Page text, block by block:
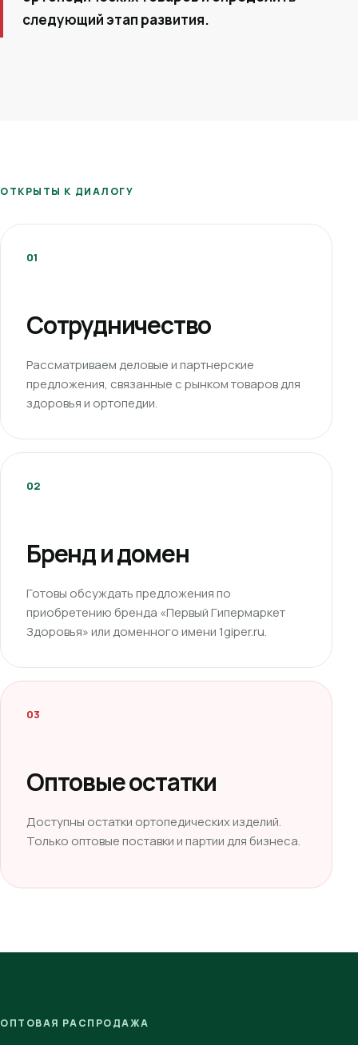
следующий этап развития.
ОТКРЫТЫ К ДИАЛОГУ
01
Сотрудничество
Рассматриваем деловые и партнерские
предложения, связанные с рынком товаров для
здоровья и ортопедии.
02
Бренд и домен
Готовы обсуждать предложения по
приобретению бренда «Первый Гипермаркет
Здоровья» или доменного имени 1giper.ru.
03
Оптовые остатки
Доступны остатки ортопедических изделий.
Только оптовые поставки и партии для бизнеса.
ОПТОВАЯ РАСПРОДАЖА